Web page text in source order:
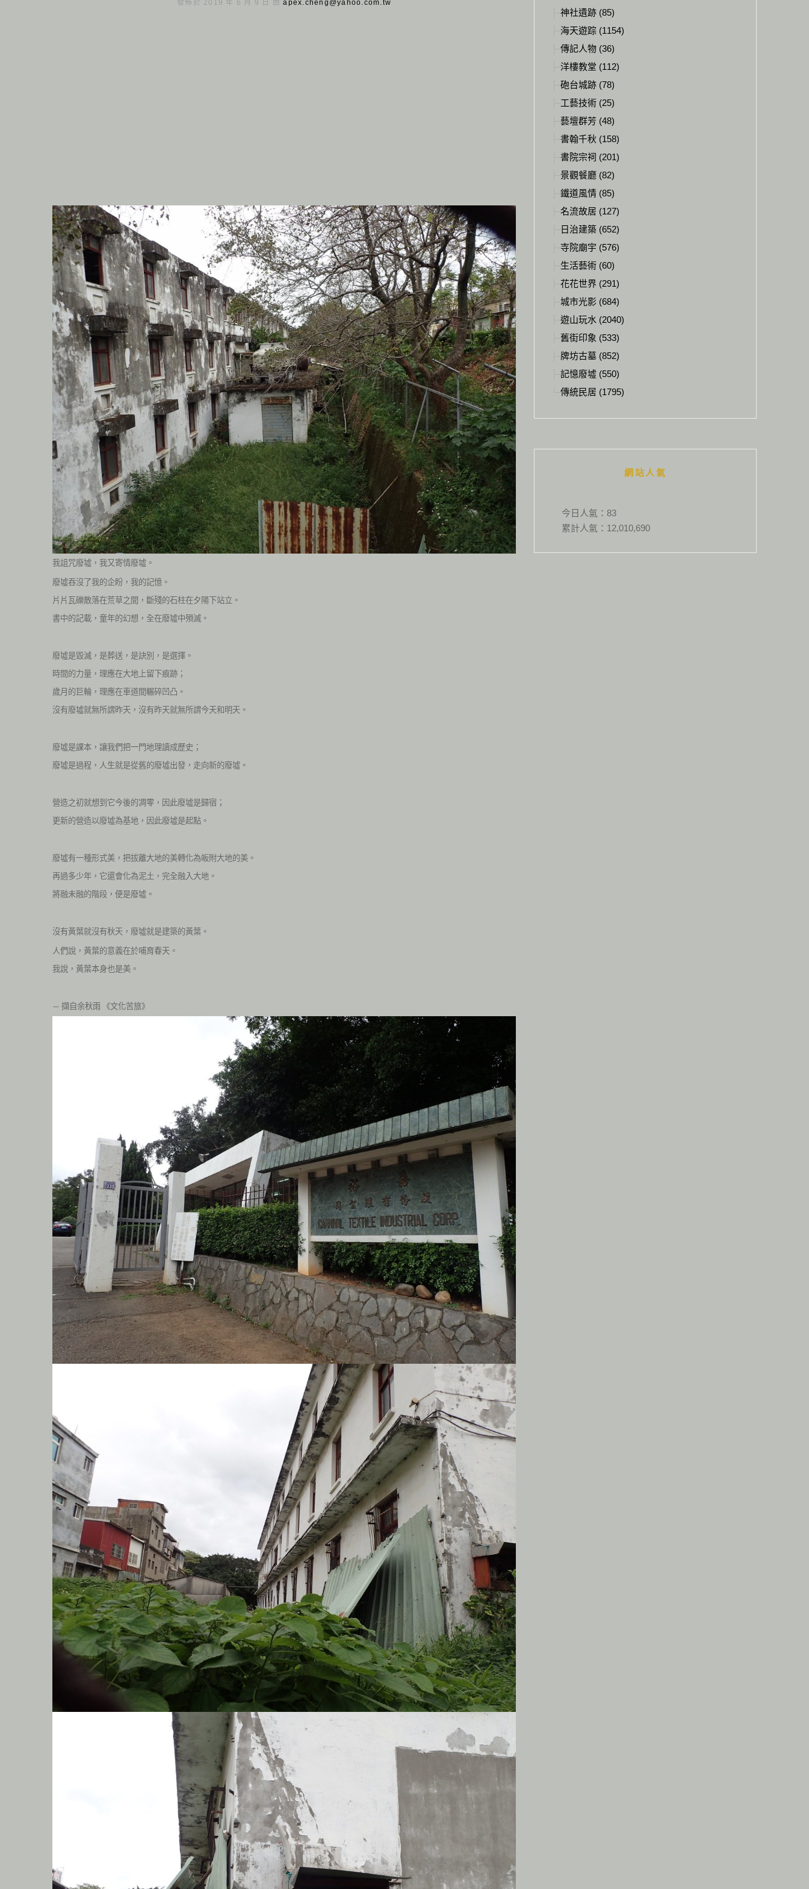
發佈於 2019 年 6 月 9 日 由apex.cheng@yahoo.com.tw
我詛咒廢墟，我又寄情廢墟。
廢墟吞沒了我的企盼，我的記憶。
片片瓦礫散落在荒草之間，斷殘的石柱在夕陽下站立。
書中的記載，童年的幻想，全在廢墟中殞滅。
廢墟是毀滅，是葬送，是訣別，是選擇。
時間的力量，理應在大地上留下痕跡；
歲月的巨輪，理應在車道間輾碎凹凸。
沒有廢墟就無所謂昨天，沒有昨天就無所謂今天和明天。
廢墟是課本，讓我們把一門地理讀成歷史；
廢墟是過程，人生就是從舊的廢墟出發，走向新的廢墟。
營造之初就想到它今後的凋零，因此廢墟是歸宿；
更新的營造以廢墟為基地，因此廢墟是起點。
廢墟有一種形式美，把拔離大地的美轉化為皈附大地的美。
再過多少年，它還會化為泥土，完全融入大地。
將融未融的階段，便是廢墟。
沒有黃葉就沒有秋天，廢墟就是建築的黃葉。
人們說，黃葉的意義在於哺育春天。
我說，黃葉本身也是美。
— 擷自余秋雨 《文化苦旅》
神社遺跡 (85)
海天遊踪 (1154)
傳記人物 (36)
洋樓教堂 (112)
砲台城跡 (78)
工藝技術 (25)
藝壇群芳 (48)
書翰千秋 (158)
書院宗祠 (201)
景觀餐廳 (82)
鐵道風情 (85)
名流故居 (127)
日治建築 (652)
寺院廟宇 (576)
生活藝術 (60)
花花世界 (291)
城市光影 (684)
遊山玩水 (2040)
舊街印象 (533)
牌坊古墓 (852)
記憶廢墟 (550)
傳統民居 (1795)
網站人氣
今日人氣： 83
累計人氣： 12,010,690